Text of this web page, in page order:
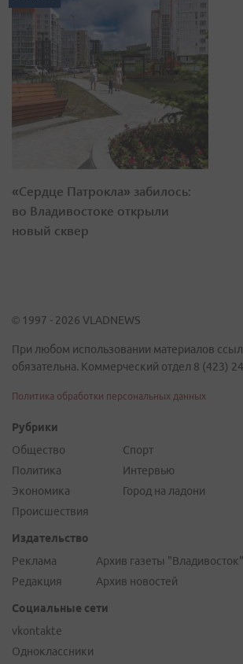
«Сердце Патрокла» забилось:
во Владивостоке открыли
новый сквер
© 1997 - 2026 VLADNEWS
При любом использовании материалов
обязательна. Коммерческий отдел 8 (423)
Политика обработки персональных данных
Рубрики
Общество
Политика
Экономика
Происшествия
Спорт
Интервью
Город на ладони
Издательство
Реклама
Редакция
Архив газеты "Владивосток"
Архив новостей
Социальные сети
vkontakte
Одноклассники